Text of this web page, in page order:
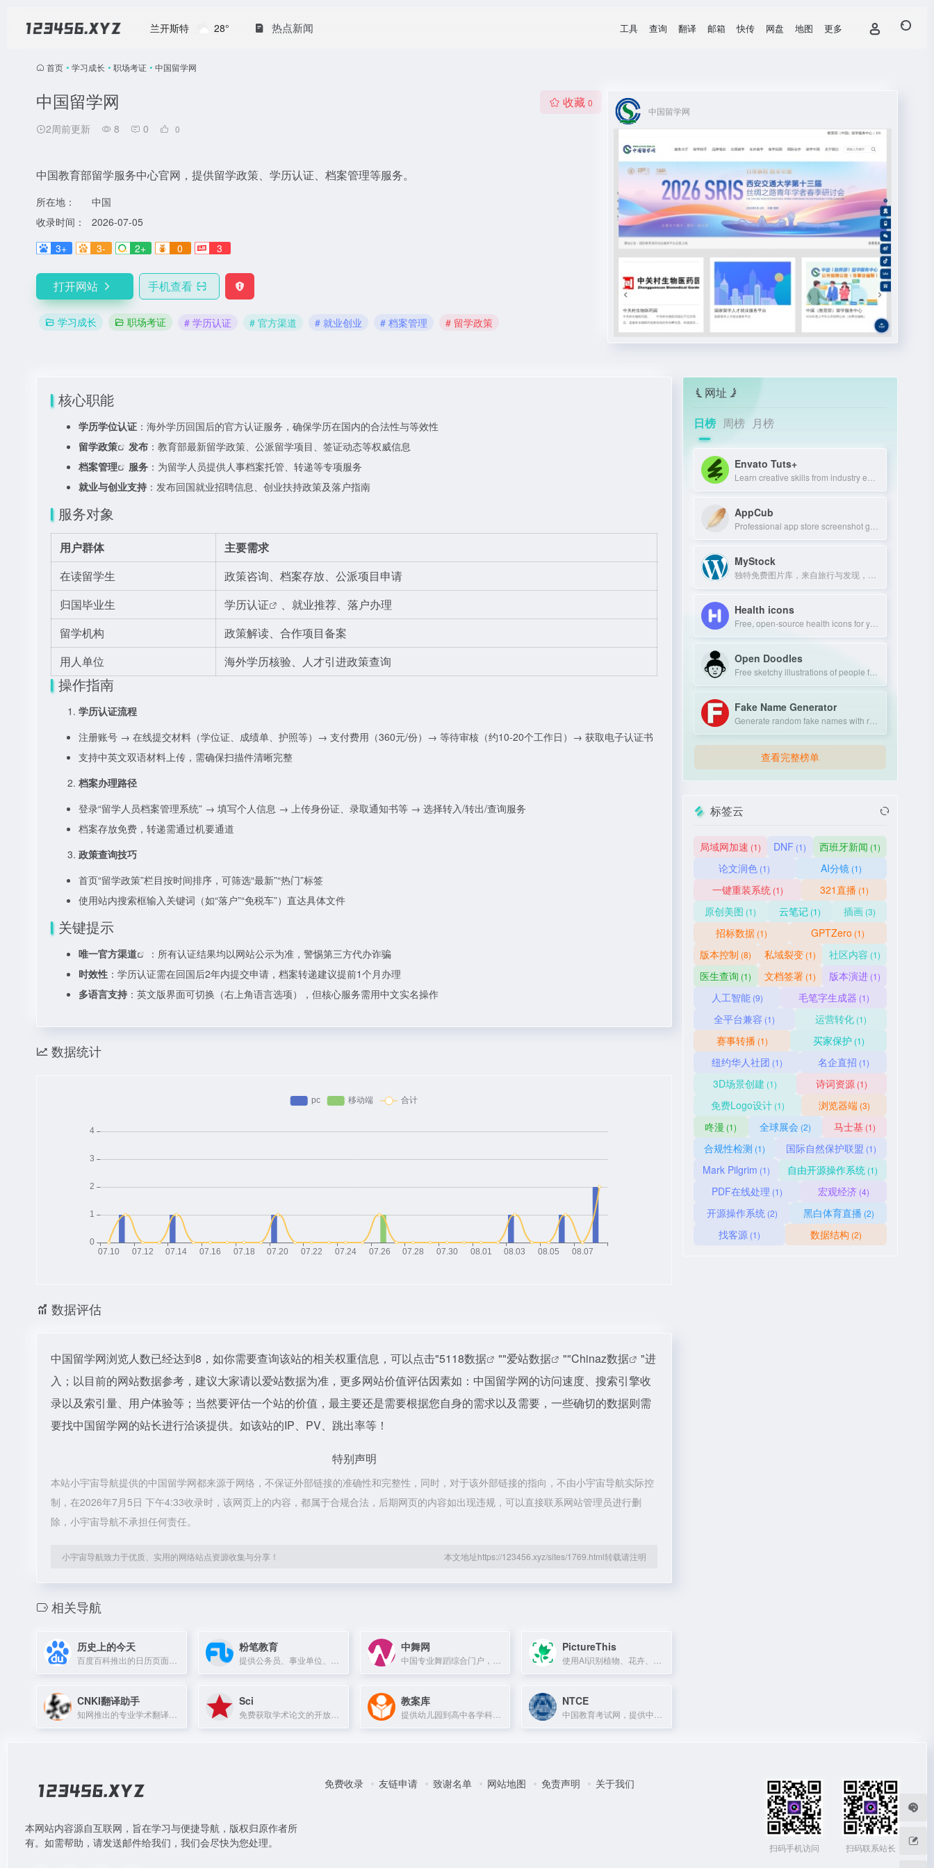
兰开斯特 28° 热点新闻 工具 查询 翻译 邮箱 快传 网盘 地图 更多
首页 • 学习成长 • 职场考证 • 中国留学网
中国留学网
2周前更新 8 0 0
收藏 0
中国教育部留学服务中心官网，提供留学政策、学历认证、档案管理等服务。
所在地：
中国
收录时间：
2026-07-05
3+
3- 2+ 0 3
打开网站 手机查看
学习成长 职场考证 # 学历认证 # 官方渠道 # 就业创业 # 档案管理 # 留学政策
中国留学网
核心职能
学历学位认证 ：海外学历回国后的官方认证服务，确保学历在国内的合法性与等效性
留学政策
发布 ：教育部最新留学政策、公派留学项目、签证动态等权威信息
档案管理
服务 ：为留学人员提供人事档案托管、转递等专项服务
就业与创业支持 ：发布回国就业招聘信息、创业扶持政策及落户指南
服务对象
用户群体
主要需求
在读留学生
政策咨询、档案存放、公派项目申请
归国毕业生
学历认证
、就业推荐、落户办理
留学机构
政策解读、合作项目备案
用人单位
海外学历核验、人才引进政策查询
操作指南
学历认证流程
注册账号 → 在线提交材料（学位证、成绩单、护照等）→ 支付费用（360元/份）→ 等待审核（约10-20个工作日）→ 获取电子认证书
支持中英文双语材料上传，需确保扫描件清晰完整
档案办理路径
登录“留学人员档案管理系统” → 填写个人信息 → 上传身份证、录取通知书等 → 选择转入/转出/查询服务
档案存放免费，转递需通过机要通道
政策查询技巧
首页“留学政策”栏目按时间排序，可筛选“最新”“热门”标签
使用站内搜索框输入关键词（如“落户”“免税车”）直达具体文件
关键提示
唯一官方渠道
：所有认证结果均以网站公示为准，警惕第三方代办诈骗
时效性 ：学历认证需在回国后2年内提交申请，档案转递建议提前1个月办理
多语言支持 ：英文版界面可切换（右上角语言选项），但核心服务需用中文实名操作
数据统计
数据评估
中国留学网浏览人数已经达到8，如你需要查询该站的相关权重信息，可以点击"5118数据 ""爱站数据 ""Chinaz数据
"进
入；以目前的网站数据参考，建议大家请以爱站数据为准，更多网站价值评估因素如：中国留学网的访问速度、搜索引擎收
录以及索引量、用户体验等；当然要评估一个站的价值，最主要还是需要根据您自身的需求以及需要，一些确切的数据则需
要找中国留学网的站长进行洽谈提供。如该站的IP、PV、跳出率等！
特别声明
本站小宇宙导航提供的中国留学网都来源于网络，不保证外部链接的准确性和完整性，同时，对于该外部链接的指向，不由小宇宙导航实际控
制，在2026年7月5日 下午4:33收录时，该网页上的内容，都属于合规合法，后期网页的内容如出现违规，可以直接联系网站管理员进行删
除，小宇宙导航不承担任何责任。
小宇宙导航致力于优质、实用的网络站点资源收集与分享！ 本文地址https://123456.xyz/sites/1769.html转载请注明
相关导航
历史上的今天 粉笔教育 中舞网 PictureThis
CNKI翻译助手 Sci
免费获取学术论文的开放获取数据库，绕过付费壁垒。
教案库
提供幼儿园到高中各学科免费教案、课件、试卷等教学资源。
NTCE
网址
日榜 周榜 月榜
Envato Tuts+
AppCub
MyStock
Health icons
Open Doodles
Fake Name Generator
查看完整榜单
标签云
局域网加速 (1) DNF (1) 西班牙新闻 (1)
论文润色 (1) AI分镜(1)
一键重装系统(1) 321直播(1)
原创美图 (1) 云笔记 (1) 插画(3)
招标数据(1) GPTZero (1)
版本控制 (8) 私域裂变 (1) 社区内容 (1)
医生查询 (1) 文档签署 (1) 版本演进(1)
人工智能(9) 毛笔字生成器 (1)
全平台兼容 (1) 运营转化 (1)
赛事转播(1) 买家保护 (1)
纽约华人社团 (1) 名企直招 (1)
3D场景创建 (1) 诗词资源 (1)
免费Logo设计(1) 浏览器端(3)
咚漫 (1) 全球展会 (2) 马士基(1)
合规性检测 (1) 国际自然保护联盟 (1)
Mark Pilgrim (1) 自由开源操作系统 (1)
PDF在线处理 (1) 宏观经济(4)
开源操作系统 (2) 黑白体育直播 (2)
找客源 (1) 数据结构 (2)
本网站内容源自互联网，旨在学习与便捷导航，版权归原作者所
有。如需帮助，请发送邮件给我们，我们会尽快为您处理。
免费收录 友链申请 致谢名单 网站地图 免责声明 关于我们
扫码手机访问 扫码联系站长